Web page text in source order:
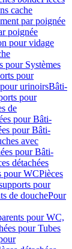
cache
par poignée
poignée
pour vidage
pour Systèmes
pour
urinoirsBâti-
pour
de
pour Bâti-
pour Bâti-
avec
pour Bâti-
détachées
pour WCPièces
pour
de douchePour
pour WC,
pour Tubes